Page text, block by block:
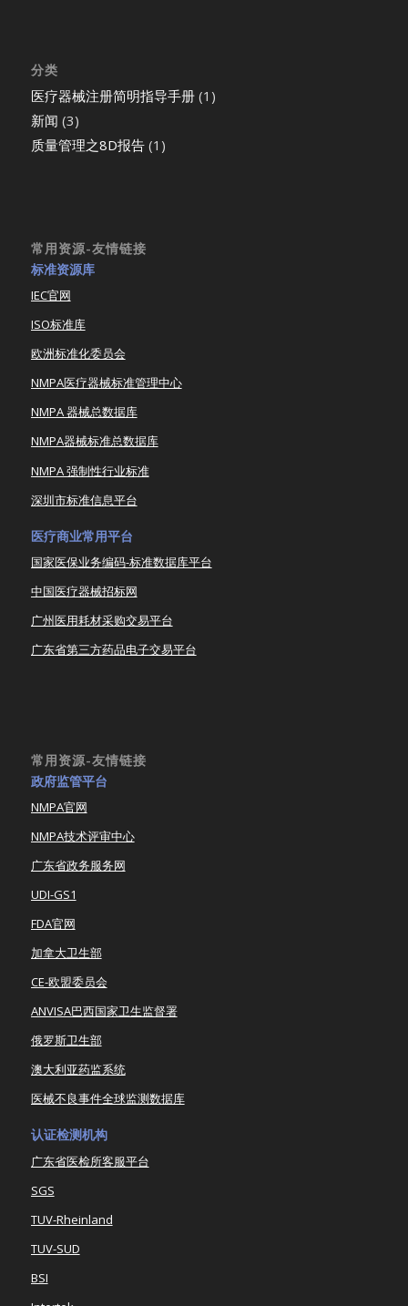
分类
医疗器械注册简明指导手册(1)
新闻 (3)
质量管理之8D报告(1)
常用资源-友情链接
标准资源库
IEC官网
ISO标准库
欧洲标准化委员会
NMPA医疗器械标准管理中心
NMPA 器械总数据库
NMPA器械标准总数据库
NMPA 强制性行业标准
深圳市标准信息平台
医疗商业常用平台
国家医保业务编码-标准数据库平台
中国医疗器械招标网
广州医用耗材采购交易平台
广东省第三方药品电子交易平台
常用资源-友情链接
政府监管平台
NMPA官网
NMPA技术评审中心
广东省政务服务网
UDI-GS1
FDA官网
加拿大卫生部
CE-欧盟委员会
ANVISA巴西国家卫生监督署
俄罗斯卫生部
澳大利亚药监系统
医械不良事件全球监测数据库
认证检测机构
广东省医检所客服平台
SGS
TUV-Rheinland
TUV-SUD
BSI